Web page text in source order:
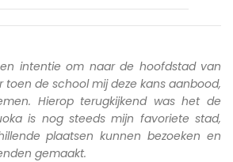
intentie om naar de hoofdstad van
toen de school mij deze kans aanbood,
Hierop terugkijkend was het de
is nog steeds mijn favoriete stad,
plaatsen kunnen bezoeken en
gemaakt.